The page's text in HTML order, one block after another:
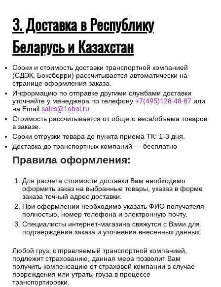
3. Доставка в Республику
Беларусь и Казахстан
Сроки и стоимость доставки транспортной компанией
(СДЭК, Боксберри) рассчитывается автоматически на
странице оформления заказа.
Информацию по отправке другими службами доставки
уточняйте у менеджера по телефону +7(495)128-48-87 или
на Email sales@1oboi.ru
Стоимость рассчитывается от общего веса/объема товаров
в заказе.
Сроки отгрузки товара до пункта приема ТК: 1-3 дня.
Доставка до транспортных компаний — бесплатно
Правила оформления:
Для расчета стоимости доставки Вам необходимо
оформить заказ на выбранные товары, указав в форме
заказа точный адрес доставки.
При оформлении необходимо указать ФИО получателя
полностью, номер телефона и электронную почту.
Специалисты интернет-магазина свяжутся с Вами для
подтверждения заказа и уточнения внесенных данных.
Любой груз, отправляемый транспортной компанией,
подлежит страхованию, данная мера позволит Вам
получить компенсацию от страховой компании в случае
повреждения или утраты груза в процессе
транспортировки.